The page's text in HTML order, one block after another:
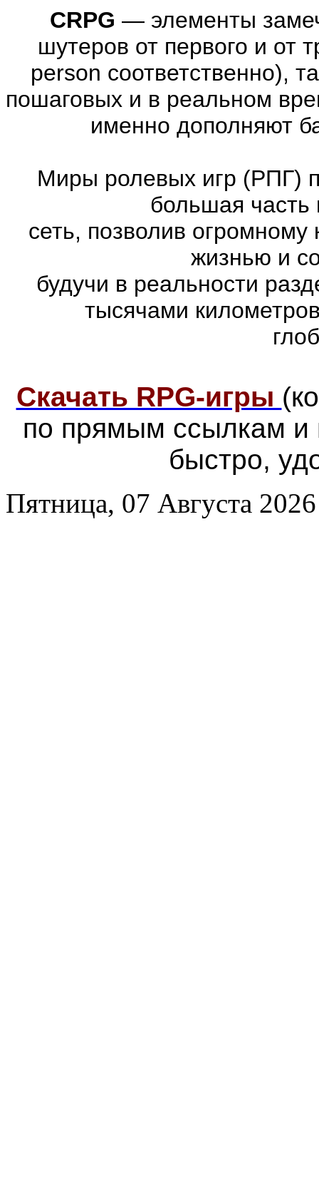
CRPG — элементы
шутеров от первого и от
person соответственно),
пошаговых и в реальном
именно дополняют
Миры ролевых игр (РПГ)
большая часть
сеть, позволив огромному
жизнью и
будучи в реальности
тысячами
Скачать RPG-игры
по прямым ссылкам и
быстро,
Пятница, 07 Августа 2026